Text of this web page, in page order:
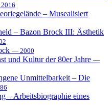
– Musealisiert
– Bazon Brock III: Ästhetik
— 2000
und Kultur der 80er Jahre —
Unmittelbarkeit – Die
– Arbeitsbiographie eines